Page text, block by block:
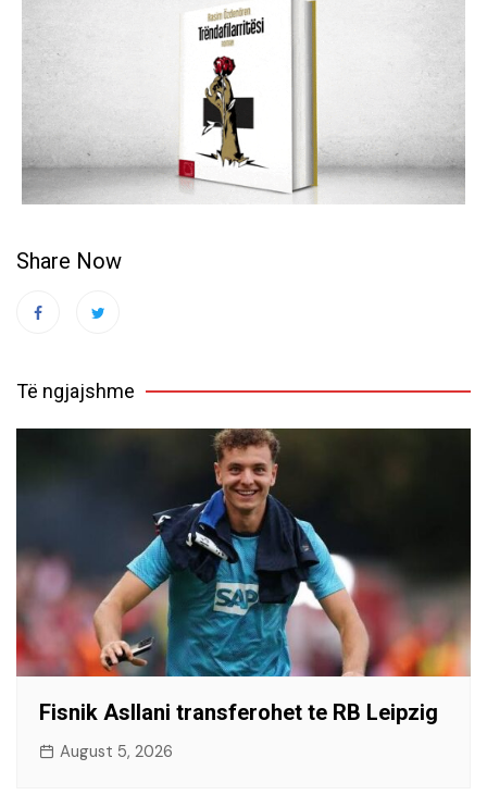
Share Now
Të ngjajshme
Fisnik Asllani transferohet te RB Leipzig
August 5, 2026